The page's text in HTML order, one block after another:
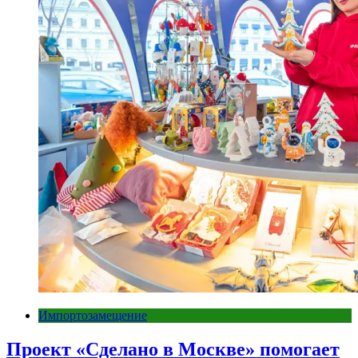
Импортозамещение
Проект «Сделано в Москве» помогает